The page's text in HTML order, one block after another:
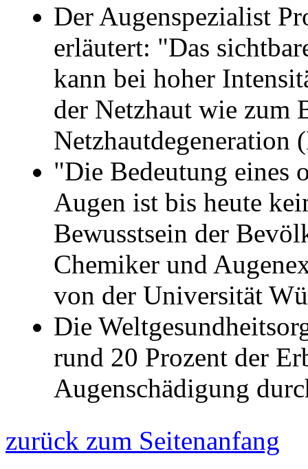
Der Augenspezialist
erläutert: "Das
kann bei hoher
der Netzhaut wie zum
Netzhautdegeneration
"Die Bedeutung eines
Augen ist bis heute
Bewusstsein der
Chemiker und
von der Universität
Die
rund 20 Prozent der
Augenschädigung
zurück zum Seitenanfang